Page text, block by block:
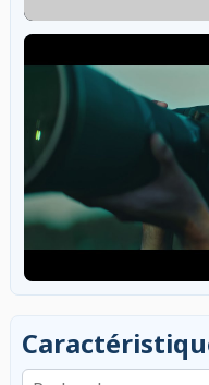
Rechercher dans les